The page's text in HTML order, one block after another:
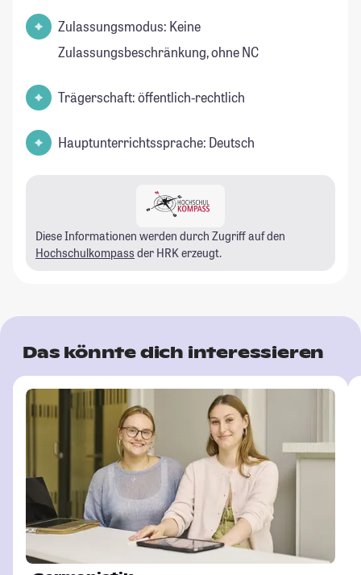
Zulassungsmodus: Keine
Zulassungsbeschränkung, ohne NC
Trägerschaft: öffentlich-rechtlich
Hauptunterrichtssprache: Deutsch
Diese Informationen werden durch Zugriff auf den
Hochschulkompass der HRK erzeugt.
Das könnte dich interessieren